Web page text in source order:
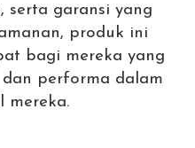
serta garansi yang
produk ini
bagi mereka yang
performa dalam
mereka.